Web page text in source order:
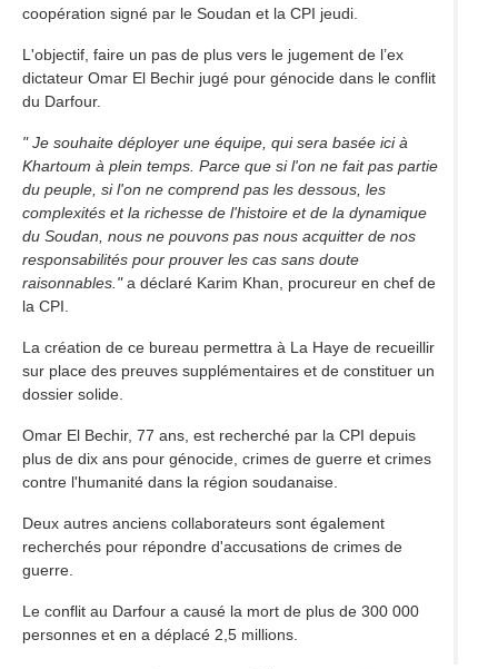
coopération signé par le Soudan et la CPI jeudi.
L'objectif, faire un pas de plus vers le jugement de l’ex
dictateur Omar El Bechir jugé pour génocide dans le conflit
du Darfour.
" Je souhaite déployer une équipe, qui sera basée ici à
Khartoum à plein temps. Parce que si l'on ne fait pas partie
du peuple, si l'on ne comprend pas les dessous, les
complexités et la richesse de l'histoire et de la dynamique
du Soudan, nous ne pouvons pas nous acquitter de nos
responsabilités pour prouver les cas sans doute
raisonnables."a déclaré Karim Khan, procureur en chef de
la CPI.
La création de ce bureau permettra à La Haye de recueillir
sur place des preuves supplémentaires et de constituer un
dossier solide.
Omar El Bechir, 77 ans, est recherché par la CPI depuis
plus de dix ans pour génocide, crimes de guerre et crimes
contre l'humanité dans la région soudanaise.
Deux autres anciens collaborateurs sont également
recherchés pour répondre d'accusations de crimes de
guerre.
Le conflit au Darfour a causé la mort de plus de 300 000
personnes et en a déplacé 2,5 millions.